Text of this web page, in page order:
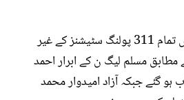
این اے 55 راوپنڈی 4 میں تمام 311 پولنگ سٹیشنز کے غیر
مسلم لیگ ن کے ابرار احمد
ہو گئے جبکہ آزاد امیدوار محمد